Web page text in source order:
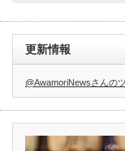
更新情報
@AwamoriNewsさんの